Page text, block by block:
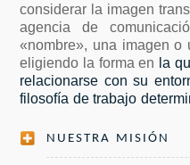
considerar la imagen
agencia de
«nombre», una imagen o
eligiendo la forma en la
relacionarse con su
filosofía de trabajo
NUESTRA MISIÓN